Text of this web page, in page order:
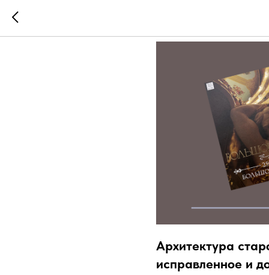
Архитектура
исправленное и